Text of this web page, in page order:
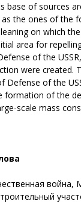
base of sources
the ones of the
on which
area for
of the
were created.
Defense of the
formation of the
scale mass
война,